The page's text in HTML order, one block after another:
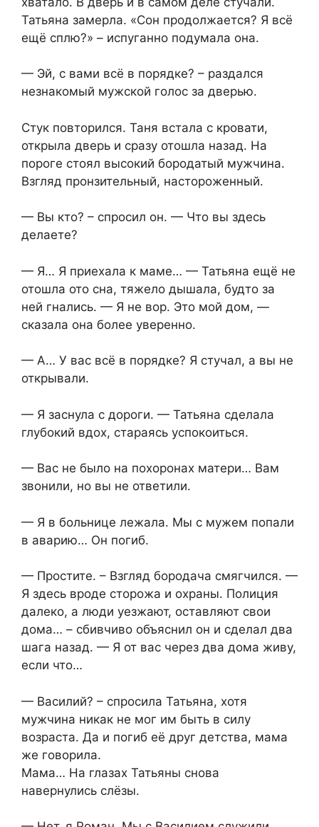
Татьяна замерла. «Сон продолжается? Я всё
ещё сплю?» – испуганно подумала она.
— Эй, с вами всё в порядке? – раздался
незнакомый мужской голос за дверью.
Стук повторился. Таня встала с кровати,
открыла дверь и сразу отошла назад. На
пороге стоял высокий бородатый мужчина.
Взгляд пронзительный, настороженный.
— Вы кто? – спросил он. — Что вы здесь
делаете?
— Я… Я приехала к маме… — Татьяна ещё не
отошла ото сна, тяжело дышала, будто за
ней гнались. — Я не вор. Это мой дом, —
сказала она более уверенно.
— А… У вас всё в порядке? Я стучал, а вы не
открывали.
— Я заснула с дороги. — Татьяна сделала
глубокий вдох, стараясь успокоиться.
— Вас не было на похоронах матери… Вам
звонили, но вы не ответили.
— Я в больнице лежала. Мы с мужем попали
в аварию… Он погиб.
— Простите. – Взгляд бородача смягчился. —
Я здесь вроде сторожа и охраны. Полиция
далеко, а люди уезжают, оставляют свои
дома… – сбивчиво объяснил он и сделал два
шага назад. — Я от вас через два дома живу,
если что…
— Василий? – спросила Татьяна, хотя
мужчина никак не мог им быть в силу
возраста. Да и погиб её друг детства, мама
же говорила.
Мама… На глазах Татьяны снова
навернулись слёзы.